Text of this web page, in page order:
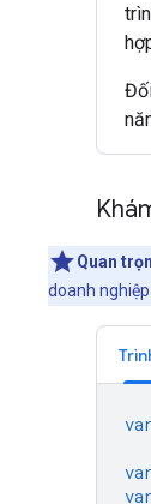
Quan
doanh
var
var
var